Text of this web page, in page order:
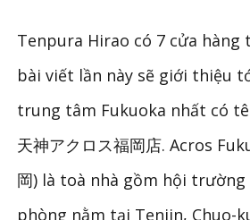
Tenpura Hirao có 7 cửa hàng
bài viết lần này sẽ giới thiệu
trung tâm Fukuoka nhất có
天神アクロス福岡店. Acros
岡) là toà nhà gồm hội trường
phòng nằm tại Tenjin, Chuo-